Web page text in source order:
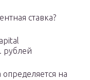
ставка?
рублей
на